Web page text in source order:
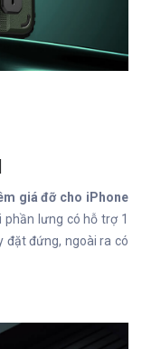
giá đỡ cho iPhone
lưng có hỗ trợ 1
đặt đứng, ngoài ra có